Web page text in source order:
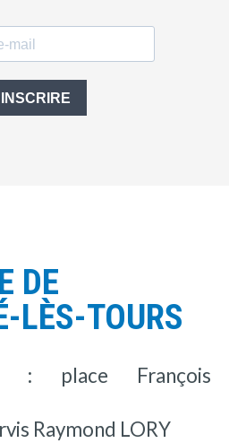
DE
LÈS-TOURS
: place François
Raymond LORY